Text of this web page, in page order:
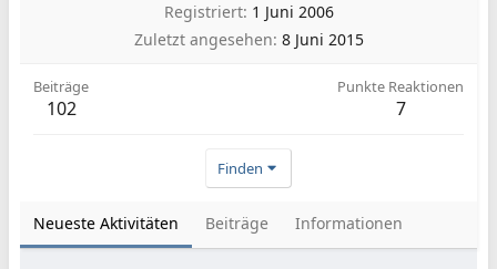
Registriert 1 Juni 2006
Zuletzt angesehen 8 Juni 2015
Beiträge
102
Punkte Reaktionen
7
Finden
Neueste Aktivitäten Beiträge Informationen